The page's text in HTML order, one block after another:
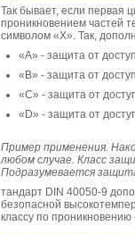
Так бывает, если первая
проникновением частей
символом «Х». Так,
«А» - защита от
«B» - защита от
«C» - защита от
«D» - защита от
Пример применения.
любом случае. Класс
Подразумевается
тандарт DIN 40050-9
безопасной
классу по